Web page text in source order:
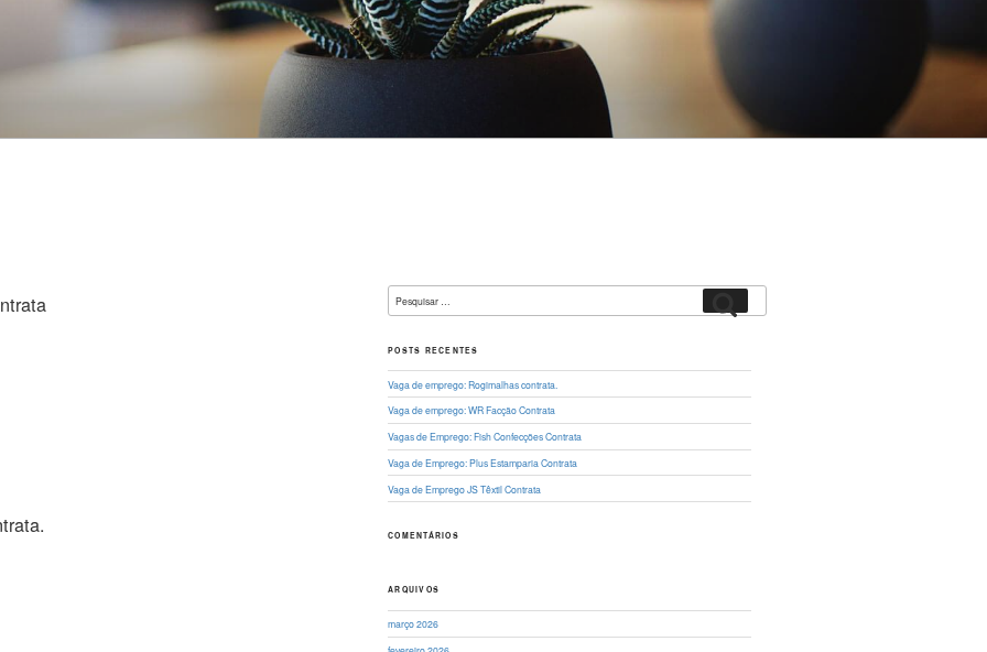
Pesquisar
por:
POSTS RECENTES
Vaga de emprego: Rogimalhas contrata.
Vaga de emprego: WR Facção Contrata
Vagas de Emprego: Fish Confecções Contrata
Vaga de Emprego: Plus Estamparia Contrata
Vaga de Emprego JS Têxtil Contrata
COMENTÁRIOS
ARQUIVOS
março 2026